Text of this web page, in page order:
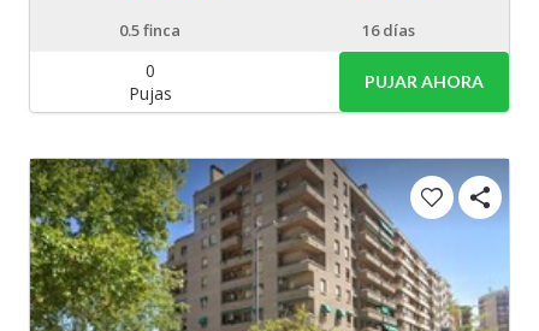
0.5finca 16 días
0
Pujas
PUJAR AHORA